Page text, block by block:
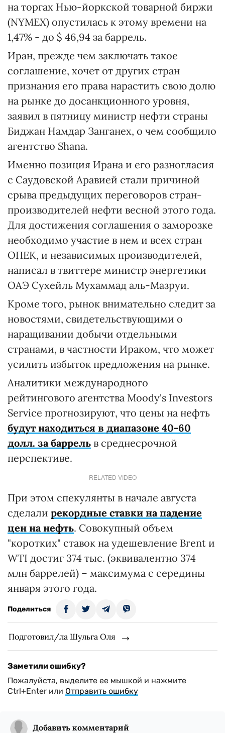
на торгах Нью-йоркской товарной биржи
(NYMEX) опустилась к этому времени на
1,47% - до $ 46,94 за баррель.
Иран, прежде чем заключать такое
соглашение, хочет от других стран
признания его права нарастить свою долю
на рынке до досанкционного уровня,
заявил в пятницу министр нефти страны
Биджан Намдар Занганех, о чем сообщило
агентство Shana.
Именно позиция Ирана и его разногласия
с Саудовской Аравией стали причиной
срыва предыдущих переговоров стран-
производителей нефти весной этого года.
Для достижения соглашения о заморозке
необходимо участие в нем и всех стран
ОПЕК, и независимых производителей,
написал в твиттере министр энергетики
ОАЭ Сухейль Мухаммад аль-Мазруи.
Кроме того, рынок внимательно следит за
новостями, свидетельствующими о
наращивании добычи отдельными
странами, в частности Ираком, что может
усилить избыток предложения на рынке.
Аналитики международного
рейтингового агентства Moody's Investors
Service прогнозируют, что цены на нефть
будут находиться в диапазоне 40-60
долл. за баррель в среднесрочной
перспективе.
RELATED VIDEO
При этом спекулянты в начале августа
сделали рекордные ставки на падение
цен на нефть. Совокупный объем
"коротких" ставок на удешевление Brent и
WTI достиг 374 тыс. (эквивалентно 374
млн баррелей) – максимума с середины
января этого года.
Поделиться
Подготовил/ла Шульга Оля
Заметили ошибку?
Пожалуйста, выделите ее мышкой и нажмите
Ctrl+Enter или Отправить ошибку
Добавить комментарий